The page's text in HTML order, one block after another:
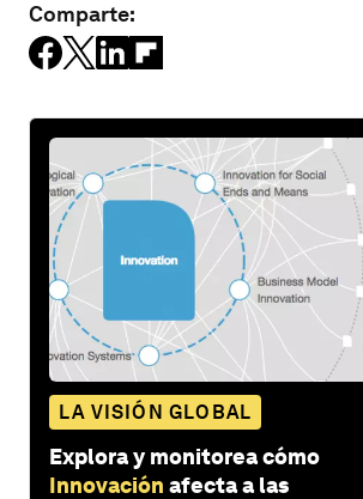
Comparte:
LA VISIÓN GLOBAL
Explora y monitorea cómo
Innovación afecta a las